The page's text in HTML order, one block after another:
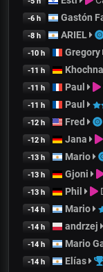
-6 h Gastón
-8 h ARIEL
-10 h Gregory
-11 h
-11 h Paul
-11 h Paul
-12 h Fred
-12 h Jana
-13 h Mario
-13 h Gjoni
-13 h Phil
-14 h Mario
-14 h andrzej
-14 h Mario
-14 h Elías